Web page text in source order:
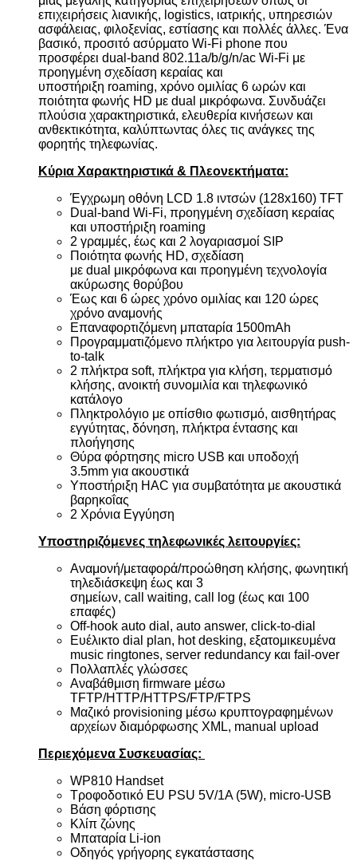
επιχειρήσεις λιανικής, logistics, ιατρικής, υπηρεσιών
ασφάλειας, φιλοξενίας, εστίασης και πολλές άλλες. Ένα
βασικό, προσιτό ασύρματο Wi-Fi phone που
προσφέρει dual -band 802.11a/b/g/n/ac Wi-Fi με
προηγμένη σχεδίαση κεραίας και
υποστήριξη roaming, xρόνο ομιλίας 6 ωρών και
ποιότητα φωνής HD με dual μικρόφωνα. Συνδυάζει
πλούσια χαρακτηριστικά, ελευθερία κινήσεων και
ανθεκτικότητα, καλύπτωντας όλες τις ανάγκες της
φορητής τηλεφωνίας.
Κύρια Χαρακτηριστικά & Πλεονεκτήματα:
Έγχρωμη οθόνη LCD 1.8 ιντσών (128x160) TFT
Dual -band Wi-Fi, προηγμένη σχεδίαση κεραίας
και υποστήριξη roaming
2 γραμμές, έως και 2 λογαριασμοί SIP
Ποιότητα φωνής HD, σχεδίαση
με dual μικρόφωνα και προηγμένη τεχνολογία
ακύρωσης θορύβου
Έως και 6 ώρες χρόνο ομιλίας και 120 ώρες
χρόνο αναμονής
Επαναφορτιζόμενη μπαταρία 1500mAh
Προγραμματιζόμενο πλήκτρο για λειτουργία push-
to-talk
2 πλήκτρα soft, πλήκτρα για κλήση, τερματισμό
κλήσης, ανοικτή συνομιλία και τηλεφωνικό
κατάλογο
Πληκτρολόγιο με οπίσθιο φωτισμό, αισθητήρας
εγγύτητας, δόνηση, πλήκτρα έντασης και
πλοήγησης
Θύρα φόρτησης micro USB και υποδοχή
3.5mm για ακουστικά
Υποστήριξη HAC για συμβατότητα με ακουστικά
βαρηκοΐας
2 Χρόνια Εγγύηση
Υποστηριζόμενες τηλεφωνικές λειτουργίες:
Αναμονή/μεταφορά/προώθηση κλήσης, φωνητική
τηλεδιάσκεψη έως και 3
σημείων, call waiting, call log (έως και 100
επαφές)
Off-hook auto dial, auto answer, click-to-dial
Ευέλικτο dial plan, hot desking, εξατομικευμένα
music ringtones, server redundancy και fail-over
Πολλαπλές γλώσσες
Αναβάθμιση firmware μέσω
TFTP/HTTP/HTTPS/FTP/FTPS
Μαζικό provisioning μέσω κρυπτογραφημένων
αρχείων διαμόρφωσης XML, manual upload
Περιεχόμενα Συσκευασίας:
WP810 Handset
Τροφοδοτικό EU PSU 5V/1A (5W), micro-USB
Βάση φόρτισης
Κλίπ ζώνης
Μπαταρία Li-ion
Οδηγός γρήγορης εγκατάστασης